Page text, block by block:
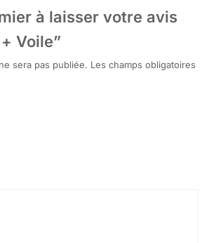
à laisser votre avis
Voile”
sera pas publiée. Les champs obligatoires